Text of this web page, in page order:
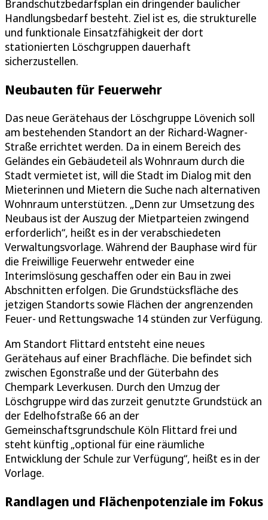
Brandschutzbedarfsplan ein dringender baulicher
Handlungsbedarf besteht. Ziel ist es, die strukturelle
und funktionale Einsatzfähigkeit der dort
stationierten Löschgruppen dauerhaft
sicherzustellen.
Neubauten für Feuerwehr
Das neue Gerätehaus der Löschgruppe Lövenich soll
am bestehenden Standort an der Richard-Wagner-
Straße errichtet werden. Da in einem Bereich des
Geländes ein Gebäudeteil als Wohnraum durch die
Stadt vermietet ist, will die Stadt im Dialog mit den
Mieterinnen und Mietern die Suche nach alternativen
Wohnraum unterstützen. „Denn zur Umsetzung des
Neubaus ist der Auszug der Mietparteien zwingend
erforderlich“, heißt es in der verabschiedeten
Verwaltungsvorlage. Während der Bauphase wird für
die Freiwillige Feuerwehr entweder eine
Interimslösung geschaffen oder ein Bau in zwei
Abschnitten erfolgen. Die Grundstücksfläche des
jetzigen Standorts sowie Flächen der angrenzenden
Feuer- und Rettungswache 14 stünden zur Verfügung.
Am Standort Flittard entsteht eine neues
Gerätehaus auf einer Brachfläche. Die befindet sich
zwischen Egonstraße und der Güterbahn des
Chempark Leverkusen. Durch den Umzug der
Löschgruppe wird das zurzeit genutzte Grundstück an
der Edelhofstraße 66 an der
Gemeinschaftsgrundschule Köln Flittard frei und
steht künftig „optional für eine räumliche
Entwicklung der Schule zur Verfügung“, heißt es in der
Vorlage.
Randlagen und Flächenpotenziale im Fokus